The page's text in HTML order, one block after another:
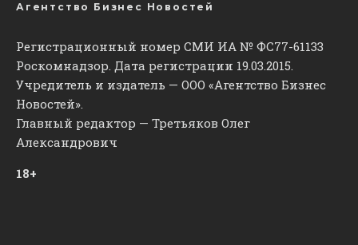
Агентство Бизнес Новостей
Регистрационный номер СМИ ИА № ФС77-61133
Роскомнадзор. Дата регистрации 19.03.2015.
Учредитель и издатель — ООО «Агентство Бизнес
Новостей».
Главный редактор — Третьяков Олег
Александрович
18+